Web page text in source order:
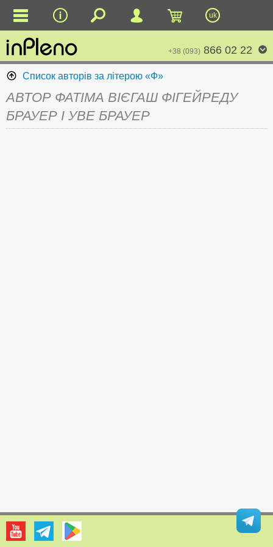
uk
+38 (093) 866 02 22
Список авторів за літерою «Ф»
АВТОР ФАТІМА ВІЄГАШ ФІГЕЙРЕДУ
БРАУЕР І УВЕ БРАУЕР